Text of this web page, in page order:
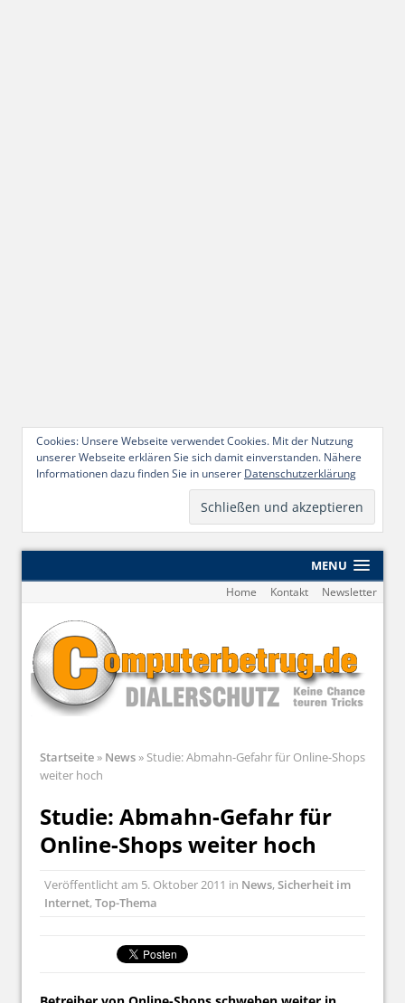
Cookies: Unsere Webseite verwendet Cookies. Mit der Nutzung
unserer Webseite erklären Sie sich damit einverstanden. Nähere
Informationen dazu finden Sie in unserer Datenschutzerklärung
MENU
Home Kontakt Newsletter
Startseite» News» Studie: Abmahn-Gefahr für Online-Shops
weiter hoch
Studie: Abmahn-Gefahr für
Online-Shops weiter hoch
Veröffentlicht am 5. Oktober 2011 in News,Sicherheit im
Internet,Top-Thema